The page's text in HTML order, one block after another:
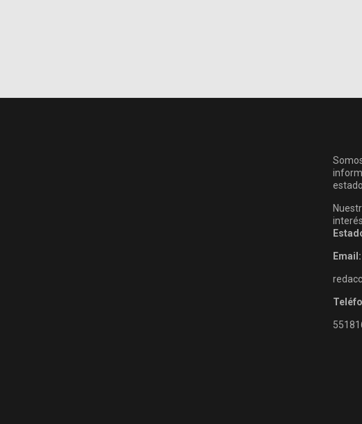
Email: